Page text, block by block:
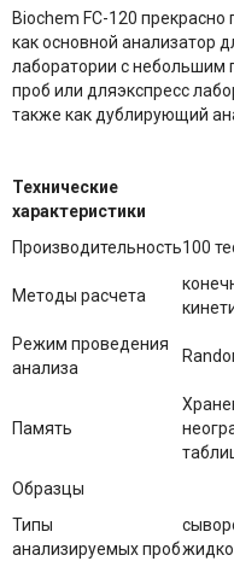
Biochem FC-120 прекрасно
как основной анализатор
лаборатории с небольшим
проб или дляэкспресс
также как дублирующий
Технические
характеристики
Производительность100
Методы расчета
Режим проведения
анализа
Память
Образцы
Типы
анализируемых проб